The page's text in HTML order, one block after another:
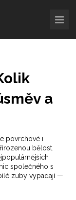
a
povrchové i
bělost
společného s
zuby vypadají —